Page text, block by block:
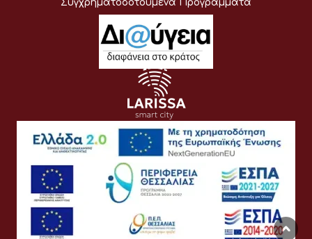
Συγχρηματοδοτούμενα Προγράμματα